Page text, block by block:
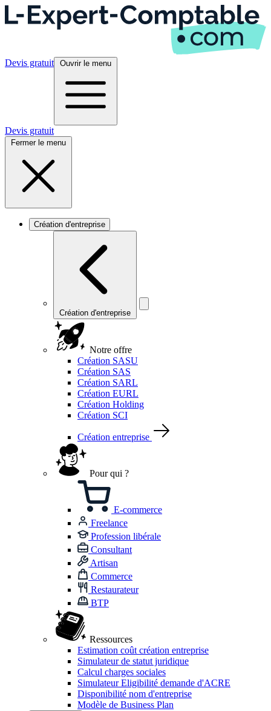
Devis gratuit Ouvrir le menu
Devis gratuit
Fermer le menu
Création d'entreprise
Création d'entreprise
Notre offre
Création SASU
Création SAS
Création SARL
Création EURL
Création Holding
Création SCI
Création entreprise
Pour qui ?
E-commerce
Freelance
Profession libérale
Consultant
Artisan
Commerce
Restaurateur
BTP
Ressources
Estimation coût création entreprise
Simulateur de statut juridique
Calcul charges sociales
Simulateur Eligibilité demande d'ACRE
Disponibilité nom d'entreprise
Modèle de Business Plan